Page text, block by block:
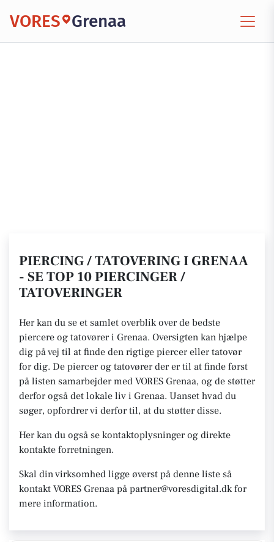
VORES Grenaa
PIERCING / TATOVERING I GRENAA
- SE TOP 10 PIERCINGER /
TATOVERINGER
Her kan du se et samlet overblik over de bedste
piercere og tatovører i Grenaa. Oversigten kan hjælpe
dig på vej til at finde den rigtige piercer eller tatovør
for dig. De piercer og tatovører der er til at finde først
på listen samarbejder med VORES Grenaa, og de støtter
derfor også det lokale liv i Grenaa. Uanset hvad du
søger, opfordrer vi derfor til, at du støtter disse.
Her kan du også se kontaktoplysninger og direkte
kontakte forretningen.
Skal din virksomhed ligge øverst på denne liste så
kontakt VORES Grenaa på partner@voresdigital.dk for
mere information.